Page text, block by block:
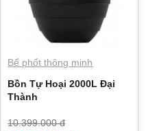
Bể phốt thông minh
Bồn Tự Hoại 2000L Đại
Thành
10.399.000 đ